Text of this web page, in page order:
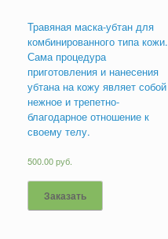
Травяная маска-убтан для
комбинированного типа кожи.
Сама процедура
приготовления и нанесения
убтана на кожу являет собой
нежное и трепетно-
благодарное отношение к
своему телу.
500.00руб.
Заказать